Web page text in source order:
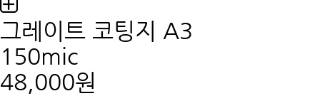
그레이트 코팅지 A3
150mic
48,000원